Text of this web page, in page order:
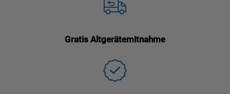
Gratis Altgerätemitnahme